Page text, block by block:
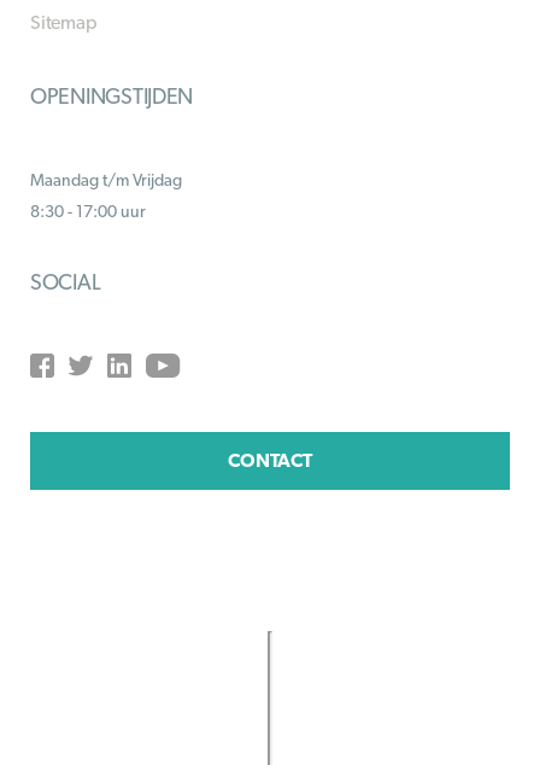
Sitemap
OPENINGSTIJDEN
Maandag t/m Vrijdag
8:30 - 17:00 uur
SOCIAL
CONTACT